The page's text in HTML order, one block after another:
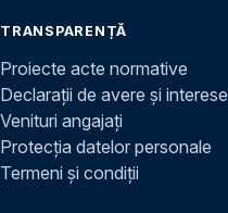
TRANSPARENȚĂ
Proiecte acte normative
Declarații de avere și interese
Venituri angajați
Protecția datelor personale
Termeni și condiții